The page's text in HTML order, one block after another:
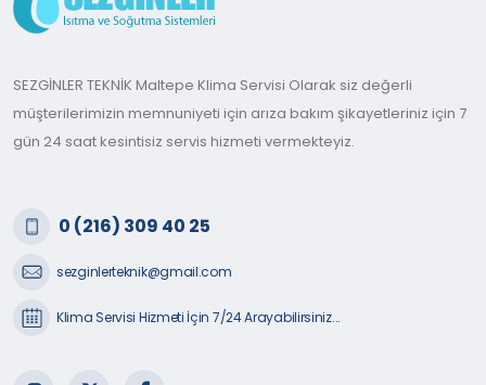
SEZGİNLER TEKNİK Maltepe Klima Servisi Olarak siz değerli
müşterilerimizin memnuniyeti için arıza bakım şikayetleriniz için 7
gün 24 saat kesintisiz servis hizmeti vermekteyiz.
0 (216) 309 40 25
sezginlerteknik@gmail.com
Klima Servisi Hizmeti İçin 7/24 Arayabilirsiniz...